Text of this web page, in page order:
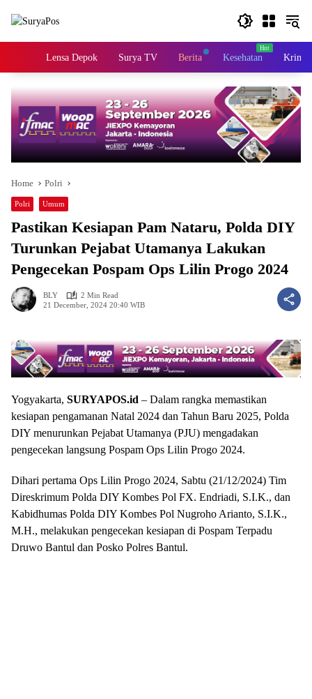
HomeLensa Depok Surya TV Berita Kesehatan
Home Polri
Polri Umum
Pastikan Kesiapan Pam Nataru, Polda DIY
Turunkan Pejabat Utamanya Lakukan
Pengecekan Pospam Ops Lilin Progo 2024
BLY
2 Min Read
21 December, 2024 20:40 WIB
Yogyakarta, SURYAPOS.id – Dalam rangka memastikan
kesiapan pengamanan Natal 2024 dan Tahun Baru 2025, Polda
DIY menurunkan Pejabat Utamanya (PJU) mengadakan
pengecekan langsung Pospam Ops Lilin Progo 2024.
Dihari pertama Ops Lilin Progo 2024, Sabtu (21/12/2024) Tim
Direskrimum Polda DIY Kombes Pol FX. Endriadi, S.I.K., dan
Kabidhumas Polda DIY Kombes Pol Nugroho Arianto, S.I.K.,
M.H., melakukan pengecekan kesiapan di Pospam Terpadu
Druwo Bantul dan Posko Polres Bantul.